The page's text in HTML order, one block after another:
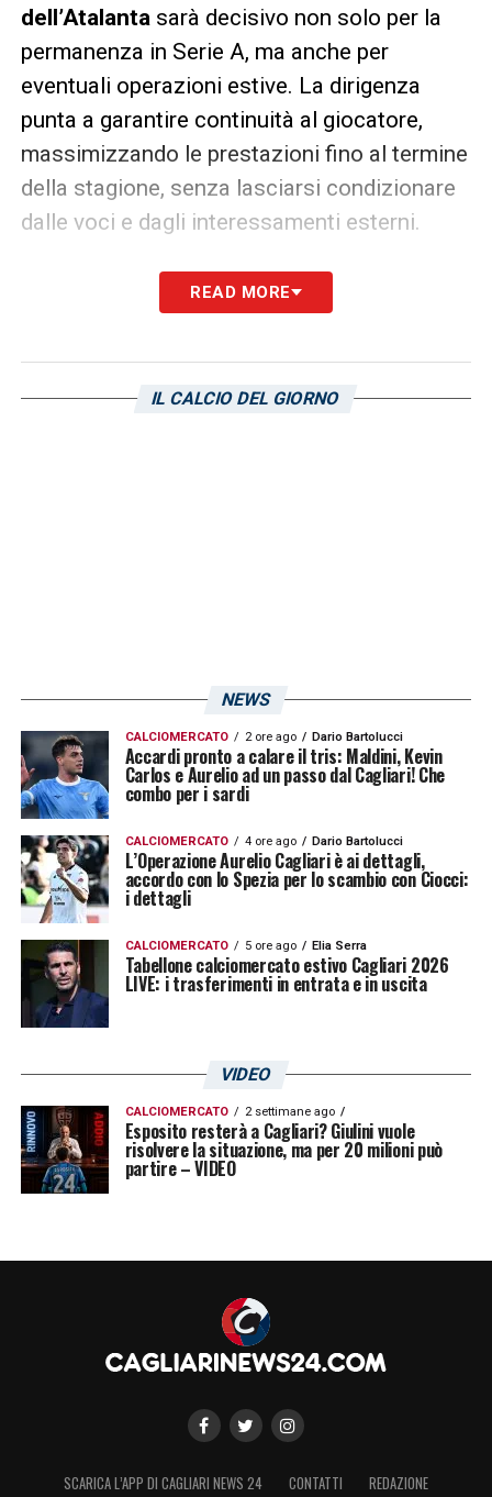
dell’Atalanta sarà decisivo non solo per la
permanenza in Serie A, ma anche per
eventuali operazioni estive. La dirigenza
punta a garantire continuità al giocatore,
massimizzando le prestazioni fino al termine
della stagione, senza lasciarsi condizionare
dalle voci e dagli interessamenti esterni.
LA PLAYLIST DELLE NOSTRE TOP NEWS
READ MORE
IL CALCIO DEL GIORNO
NEWS
CALCIOMERCATO 2 ore ago Dario Bartolucci
Accardi pronto a calare il tris: Maldini, Kevin
Carlos e Aurelio ad un passo dal Cagliari! Che
combo per i sardi
CALCIOMERCATO 4 ore ago Dario Bartolucci
L’Operazione Aurelio Cagliari è ai dettagli,
accordo con lo Spezia per lo scambio con Ciocci:
i dettagli
CALCIOMERCATO 5 ore ago Elia Serra
Tabellone calciomercato estivo Cagliari 2026
LIVE: i trasferimenti in entrata e in uscita
VIDEO
CALCIOMERCATO 2 settimane ago
Esposito resterà a Cagliari? Giulini vuole
risolvere la situazione, ma per 20 milioni può
partire – VIDEO
SCARICA L’APP DI CAGLIARI NEWS 24 CONTATTI REDAZIONE